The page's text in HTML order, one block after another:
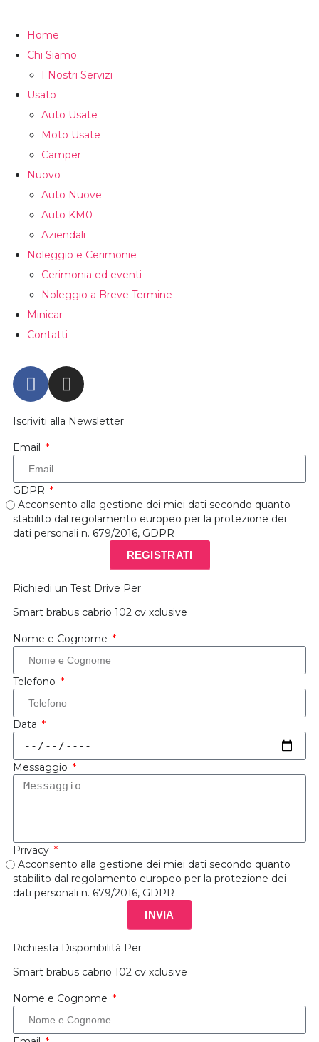
Home
Chi Siamo
I Nostri Servizi
Usato
Auto Usate
Moto Usate
Camper
Nuovo
Auto Nuove
Auto KM0
Aziendali
Noleggio e Cerimonie
Cerimonia ed eventi
Noleggio a Breve Termine
Minicar
Contatti
Iscriviti alla Newsletter
Email
GDPR
Acconsento alla gestione dei miei dati secondo quanto
stabilito dal regolamento europeo per la protezione dei
dati personali n. 679/2016, GDPR
REGISTRATI
Richiedi un Test Drive Per
Smart brabus cabrio 102 cv xclusive
Nome e Cognome
Telefono
Data
Messaggio
Privacy
Acconsento alla gestione dei miei dati secondo quanto
stabilito dal regolamento europeo per la protezione dei
dati personali n. 679/2016, GDPR
INVIA
Richiesta Disponibilità Per
Smart brabus cabrio 102 cv xclusive
Nome e Cognome